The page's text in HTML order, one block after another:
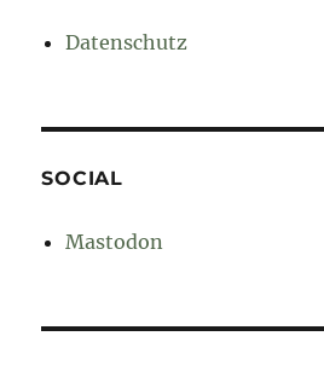
Datenschutz
SOCIAL
Mastodon